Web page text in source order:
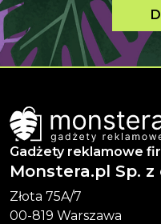
Gadżety reklamowe
Monstera.pl Sp. z
Złota 75A/7
00-819 Warszawa